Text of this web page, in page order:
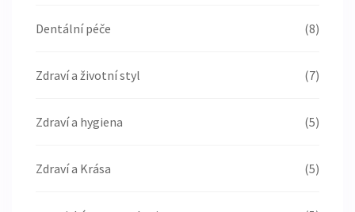
Dentální péče (8)
Zdraví a životní styl (7)
Zdraví a hygiena (5)
Zdraví a Krása (5)